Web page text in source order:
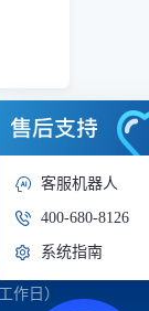
时代中心
作日）
客服机器人
400-680-8126
系统指南